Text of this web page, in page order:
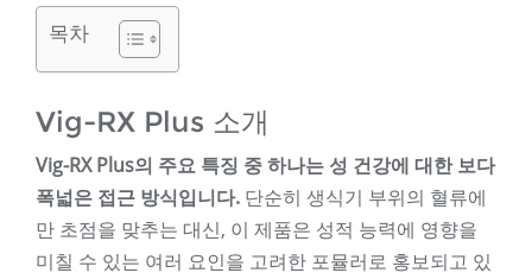
목차
Vig-RX Plus 소개
Vig-RX Plus의 주요 특징 중 하나는 성 건강에 대한 보다
폭넓은 접근 방식입니다. 단순히 생식기 부위의 혈류에
만 초점을 맞추는 대신, 이 제품은 성적 능력에 영향을
미칠 수 있는 여러 요인을 고려한 포뮬러로 홍보되고 있